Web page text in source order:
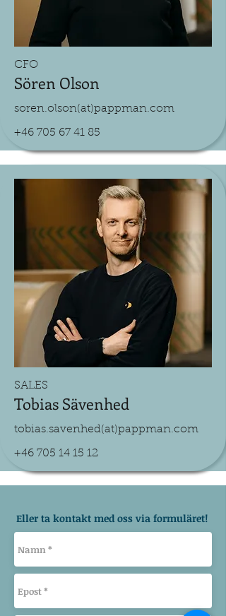
CFO
Sören Olson
soren.olson(at)pappman.com
+46 705 67 41 85
SALES
Tobias Sävenhed
tobias.savenhed(at)pappman.com
+46 705 14 15 12
Eller ta kontakt med oss via formuläret!